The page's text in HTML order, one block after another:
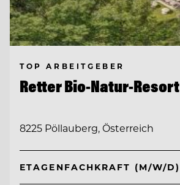
TOP ARBEITGEBER
Retter Bio-Natur-Resort
8225 Pöllauberg, Österreich
ETAGENFACHKRAFT (M/W/D)